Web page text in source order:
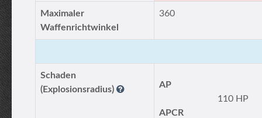
Maximaler
Waffenrichtwinkel
360
Schaden
(Explosionsradius)
AP
110 HP
APCR